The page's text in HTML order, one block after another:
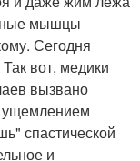
мышцы
Сегодня
вот, медики
вызвано
ущемлением
спастической
и